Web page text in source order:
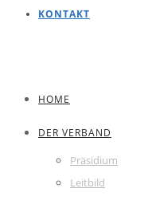
KONTAKT
HOME
DER VERBAND
Präsidium
Leitbild